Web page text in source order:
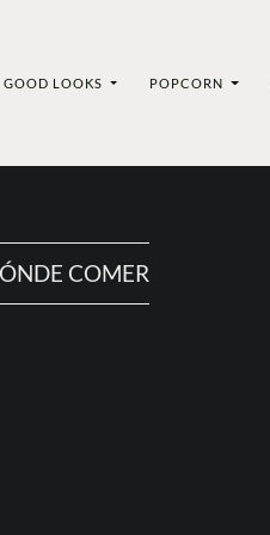
GOOD LOOKS POPCORN
COMER